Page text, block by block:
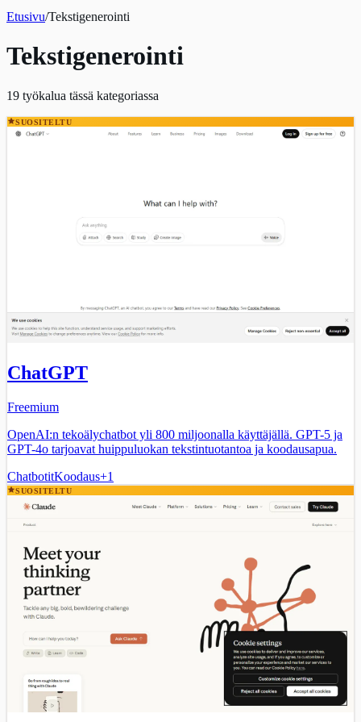
Etusivu/Tekstigenerointi
Tekstigenerointi
19 työkalua tässä kategoriassa
SUOSITELTU
ChatGPT
Freemium
OpenAI:n tekoälychatbot yli 800 miljoonalla käyttäjällä. GPT-5 ja
GPT-4o tarjoavat huippuluokan tekstintuotantoa ja koodausapua.
ChatbotitKoodaus+1
SUOSITELTU